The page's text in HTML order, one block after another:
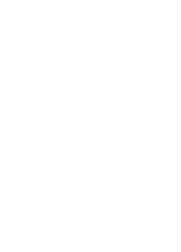
P.O.